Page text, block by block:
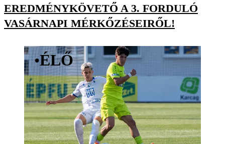
EREDMÉNYKÖVETŐ A 3. FORDULÓ
VASÁRNAPI MÉRKŐZÉSEIRŐL!
•ÉLŐ